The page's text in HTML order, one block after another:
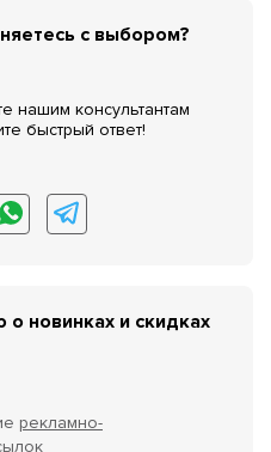
с выбором?
нашим консультантам
быстрый ответ!
новинках и скидках
рекламно-